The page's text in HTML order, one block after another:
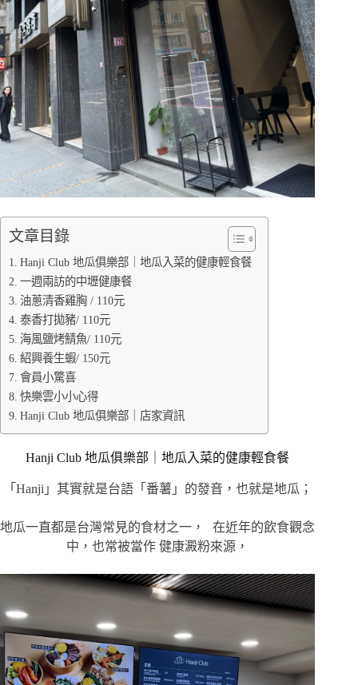
文章目錄
Hanji Club 地瓜俱樂部｜地瓜入菜的健康輕食餐
一週兩訪的中壢健康餐
油蔥清香雞胸 / 110元
泰香打拋豬/ 110元
海風鹽烤鯖魚/ 110元
紹興養生蝦/ 150元
會員小驚喜
快樂雲小小心得
Hanji Club 地瓜俱樂部｜店家資訊
Hanji Club 地瓜俱樂部｜地瓜入菜的健康輕食餐
「Hanji」其實就是台語「番薯」的發音，也就是地瓜；
地瓜一直都是台灣常見的食材之一， 在近年的飲食觀念
中，也常被當作 健康澱粉來源，